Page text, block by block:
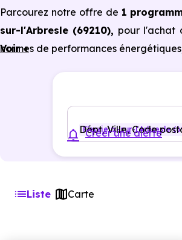
Parcourez notre offre de 1
sur-l'Arbresle (69210), pour l'achat
normes de performances
Voir +
Dépt, Ville, Code
Fleurieux-sur-l'Arbresle
Créer une alerte
Liste Carte